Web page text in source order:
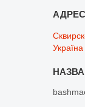
Україна